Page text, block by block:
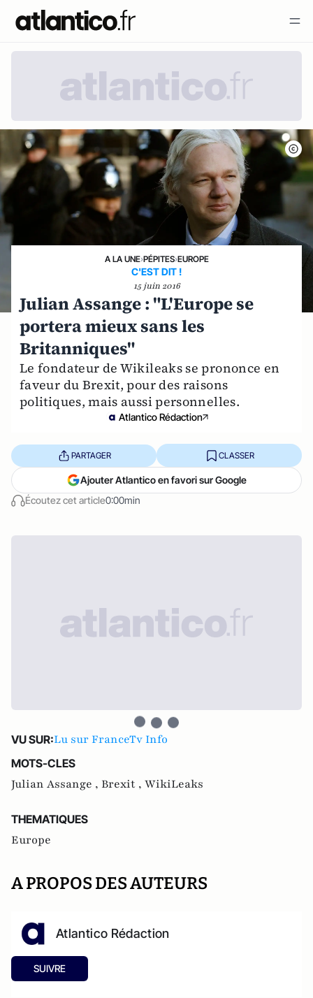
A LA UNE›PÉPITES›EUROPE
C'EST DIT !
15 juin 2016
Julian Assange : "L'Europe se
portera mieux sans les
Britanniques"
Le fondateur de Wikileaks se prononce en
faveur du Brexit, pour des raisons
politiques, mais aussi personnelles.
Atlantico Rédaction
Écoutez cet article0:00min
PARTAGER CLASSER
Ajouter Atlantico en favori sur Google
VU SUR:Lu sur FranceTv Info
MOTS-CLES
Julian Assange , Brexit , WikiLeaks
THEMATIQUES
Europe
A PROPOS DES AUTEURS
Atlantico Rédaction
SUIVRE